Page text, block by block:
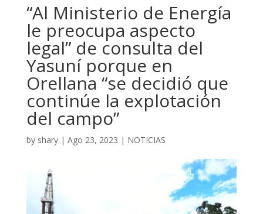
“Al Ministerio de Energía
le preocupa aspecto
legal” de consulta del
Yasuní porque en
Orellana “se decidió que
continúe la explotación
del campo”
by shary| Ago 23, 2023 | NOTICIAS